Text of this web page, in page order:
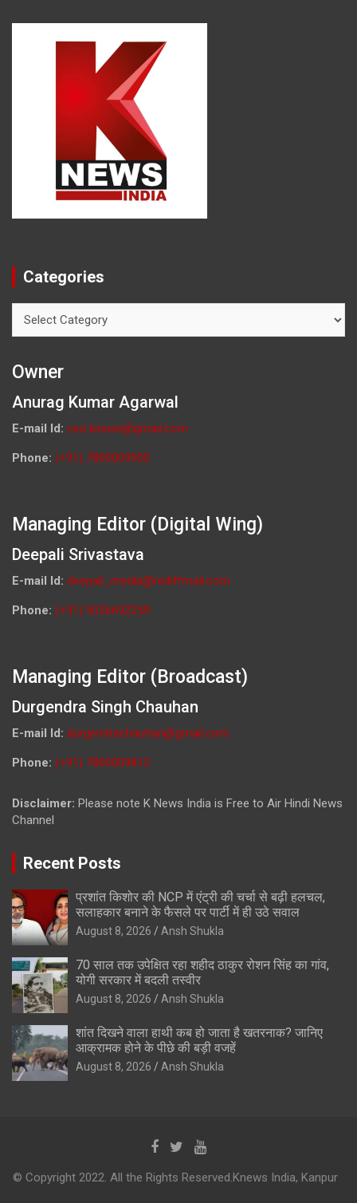
Categories
Owner
Anurag Kumar Agarwal
E-mail Id: ceo.knews@gmail.com
Phone: (+91) 7800009900
Managing Editor (Digital Wing)
Deepali Srivastava
E-mail Id: deepali_media@rediffmail.com
Phone: (+91) 9026692259
Managing Editor (Broadcast)
Durgendra Singh Chauhan
E-mail Id: durgendrachauhan@gmail.com
Phone: (+91) 7800009813
Disclaimer: Please note K News India is Free to Air Hindi News
Channel
Recent Posts
प्रशांत किशोर की NCP में एंट्री की चर्चा से बढ़ी हलचल,
सलाहकार बनाने के फैसले पर पार्टी में ही उठे सवाल
August 8, 2026 Ansh Shukla
70 साल तक उपेक्षित रहा शहीद ठाकुर रोशन सिंह का गांव,
योगी सरकार में बदली तस्वीर
August 8, 2026 Ansh Shukla
शांत दिखने वाला हाथी कब हो जाता है खतरनाक? जानिए
आक्रामक होने के पीछे की बड़ी वजहें
August 8, 2026 Ansh Shukla
© Copyright 2022. All the Rights Reserved.Knews India, Kanpur